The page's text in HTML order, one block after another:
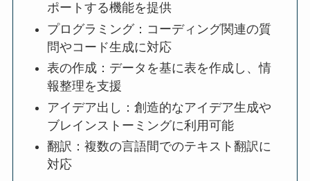
ポートする機能を提供
プログラミング：コーディング関連の質
問やコード生成に対応
表の作成：データを基に表を作成し、情
報整理を支援
アイデア出し：創造的なアイデア生成や
ブレインストーミングに利用可能
翻訳：複数の言語間でのテキスト翻訳に
対応